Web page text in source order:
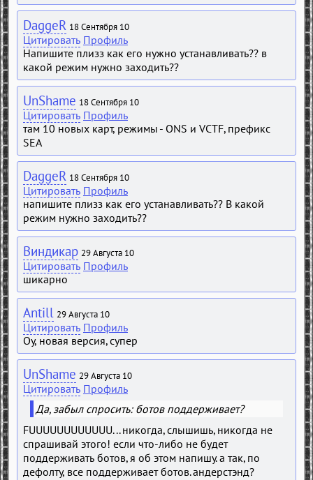
DaggeR 18 Сентября 10
Цитировать Профиль
Напишите плизз как его нужно устанавливать?? в
какой режим нужно заходить??
UnShame 18 Сентября 10
Цитировать Профиль
там 10 новых карт, режимы - ONS и VCTF, префикс
SEA
DaggeR 18 Сентября 10
Цитировать Профиль
напишите плизз как его устанавливать?? В какой
режим нужно заходить??
Виндикар 29 Августа 10
Цитировать Профиль
шикарно
Antill 29 Августа 10
Цитировать Профиль
Оу, новая версия, супер
UnShame 29 Августа 10
Цитировать Профиль
Да, забыл спросить: ботов поддерживает?
FUUUUUUUUUUUU... никогда, слышишь, никогда не
спрашивай этого! если что-либо не будет
поддерживать ботов, я об этом напишу. а так, по
дефолту, все поддерживает ботов. андерстэнд?